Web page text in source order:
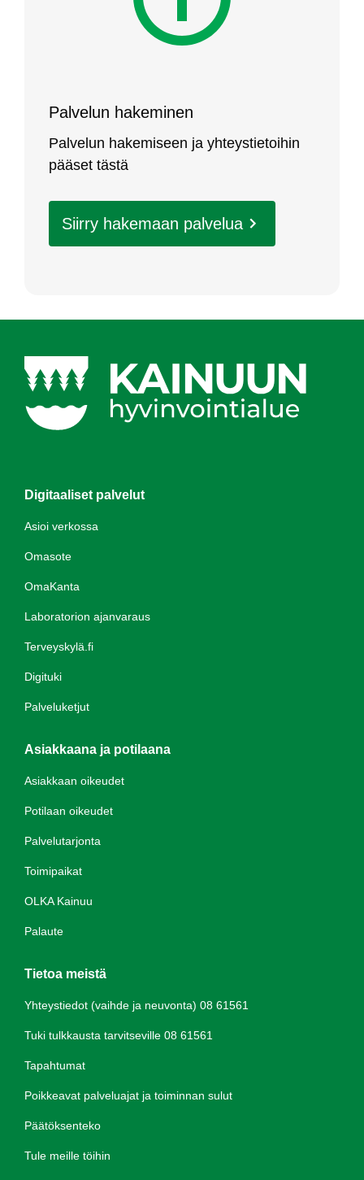
Pal­ve­lun ha­ke­mi­nen
Pal­ve­lun ha­ke­mi­seen ja yh­teys­tie­toi­hin
pää­set täs­tä
Siir­ry ha­ke­maan pal­ve­lua
Digitaaliset palvelut
Asioi verkossa
Omasote
OmaKanta
Laboratorion ajanvaraus
Terveyskylä.fi
Digituki
Palveluketjut
Asiakkaana ja potilaana
Asiakkaan oikeudet
Potilaan oikeudet
Palvelutarjonta
Toimipaikat
OLKA Kainuu
Palaute
Tietoa meistä
Yhteystiedot (vaihde ja neuvonta) 08 61561
Tuki tulkkausta tarvitseville 08 61561
Tapahtumat
Poikkeavat palveluajat ja toiminnan sulut
Päätöksenteko
Tule meille töihin